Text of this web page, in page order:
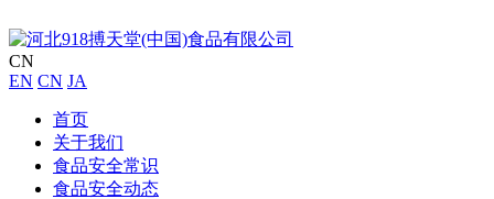
CN
EN CN JA
首页
关于我们
食品安全常识
食品安全动态